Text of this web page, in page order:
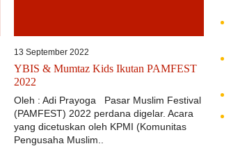
13 September 2022
YBIS & Mumtaz Kids Ikutan PAMFEST
2022
Oleh : Adi Prayoga Pasar Muslim Festival
(PAMFEST) 2022 perdana digelar. Acara
yang dicetuskan oleh KPMI (Komunitas
Pengusaha Muslim..